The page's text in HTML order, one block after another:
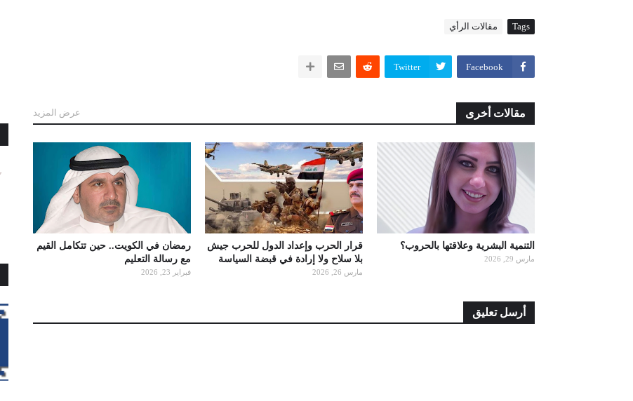
Tags مقالات الرأي
Facebook
Twitter
مقالات أخرى عرض المزيد
التنمية البشرية وعلاقتها بالحروب؟
مارس 29, 2026
قرار الحرب وإعداد الدول للحرب جيش
بلا سلاح ولا إرادة في قبضة السياسة
مارس 26, 2026
رمضان في الكويت.. حين تتكامل القيم
مع رسالة التعليم
فبراير 23, 2026
أرسل تعليق